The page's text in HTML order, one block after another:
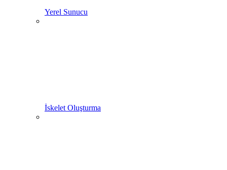
Yerel Sunucu
İskelet Oluşturma